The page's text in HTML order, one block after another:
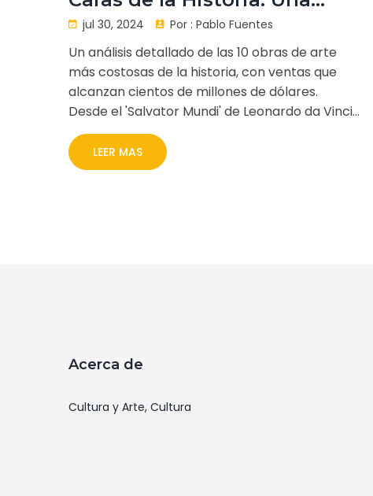
Mirada Profunda a las Obras
Millonarias
jul 30, 2024 Por : Pablo Fuentes
Un análisis detallado de las 10 obras de arte
más costosas de la historia, con ventas que
alcanzan cientos de millones de dólares.
Desde el 'Salvator Mundi' de Leonardo da Vinci
hasta el 'Retrato del Dr. Gachet' de Vincent
van Gogh, estas piezas demuestran el valor y
la fascinación atemporal del arte.
LEER MAS
Acerca de
Cultura y Arte, Cultura